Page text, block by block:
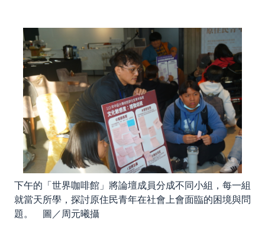
下午的「世界咖啡館」將論壇成員分成不同小組，每一組
就當天所學，探討原住民青年在社會上會面臨的困境與問
題。 圖／周元曦攝